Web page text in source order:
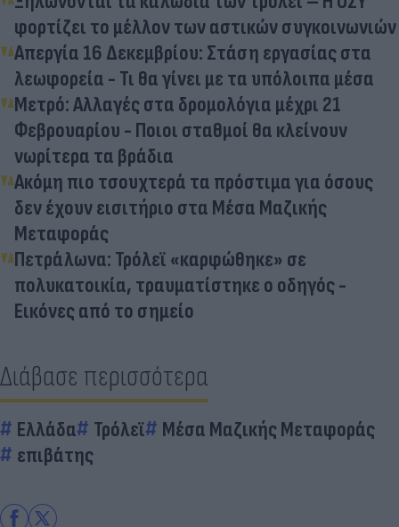
φορτίζει το μέλλον των αστικών συγκοινωνιών
Απεργία 16 Δεκεμβρίου: Στάση εργασίας στα
λεωφορεία - Τι θα γίνει με τα υπόλοιπα μέσα
Μετρό: Αλλαγές στα δρομολόγια μέχρι 21
Φεβρουαρίου - Ποιοι σταθμοί θα κλείνουν
νωρίτερα τα βράδια
Ακόμη πιο τσουχτερά τα πρόστιμα για όσους
δεν έχουν εισιτήριο στα Μέσα Μαζικής
Μεταφοράς
Πετράλωνα: Τρόλεϊ «καρφώθηκε» σε
πολυκατοικία, τραυματίστηκε ο οδηγός -
Εικόνες από το σημείο
Διάβασε περισσότερα
Ελλάδα Τρόλεϊ
Μέσα Μαζικής Μεταφοράς
επιβάτης